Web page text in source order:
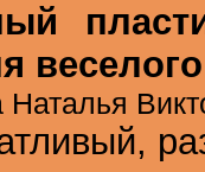
Наталья